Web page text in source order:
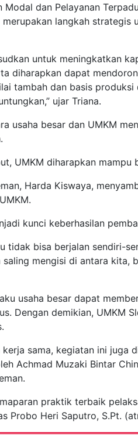
Modal dan Pelayanan
langkah
untuk meningkatkan
diharapkan dapat
tambah dan basis
ujar Triana.
usaha besar dan UMKM
UMKM diharapkan mampu
Harda Kiswaya,
kunci keberhasilan
tidak bisa berjalan sendiri-
mengisi di antara kita,
usaha besar dapat
Dengan demikian, UMKM
kerja sama, kegiatan ini juga
Achmad Muzaki Bintar
praktik terbaik
Probo Heri Saputro, S.Pt.